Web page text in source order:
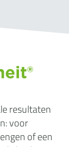
resultaten
voor
of een